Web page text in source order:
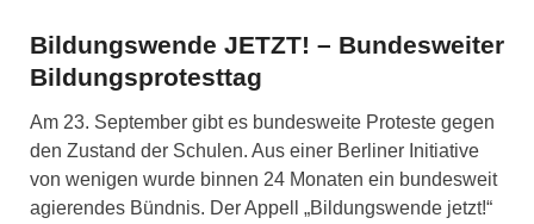
Bildungswende JETZT! – Bundesweiter
Bildungsprotesttag
Am 23. September gibt es bundesweite Proteste gegen
den Zustand der Schulen. Aus einer Berliner Initiative
von wenigen wurde binnen 24 Monaten ein bundesweit
agierendes Bündnis. Der Appell „Bildungswende jetzt!“